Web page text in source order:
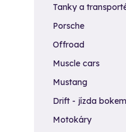
Tanky a
Porsche
Offroad
Muscle cars
Mustang
Drift - jízda bokem
Motokáry